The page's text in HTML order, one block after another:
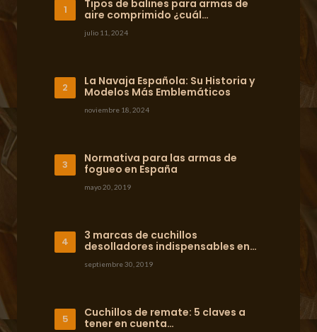
Tipos de balines para armas de
aire comprimido ¿cuál…
julio 11, 2024
La Navaja Española: Su Historia y
Modelos Más Emblemáticos
noviembre 18, 2024
Normativa para las armas de
fogueo en España
mayo 20, 2019
3 marcas de cuchillos
desolladores indispensables en…
septiembre 30, 2019
Cuchillos de remate: 5 claves a
tener en cuenta…